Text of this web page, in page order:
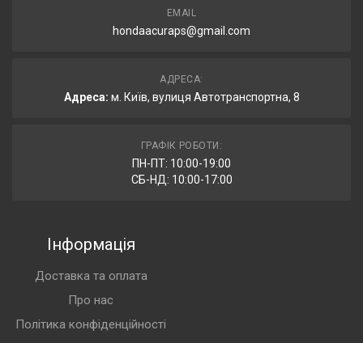
EMAIL
hondaacuraps@gmail.com
АДРЕСА:
Адреса: м. Київ, вулиця Автотранспортна, 8
ГРАФІК РОБОТИ:
ПН-ПТ: 10:00-19:00
СБ-НД: 10:00-17:00
Інформація
Доставка та оплата
Про нас
Політика конфіденційності